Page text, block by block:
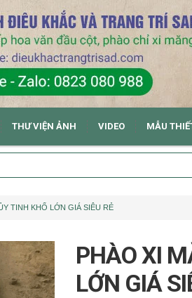
THƯ VIỆN ẢNH VIDEO MẪU
TINH KHỔ LỚN GIÁ SIÊU RẺ
PHÀO XI
LỚN GIÁ